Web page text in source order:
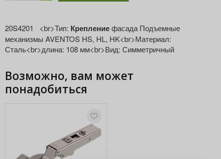
20S4201 <br>Тип: Креплениефасада Подъемные
механизмы AVENTOS HS, HL, HK<br>Материал:
Сталь<br>длина: 108 мм<br>Вид: Симметричный
Возможно, вам может
понадобиться